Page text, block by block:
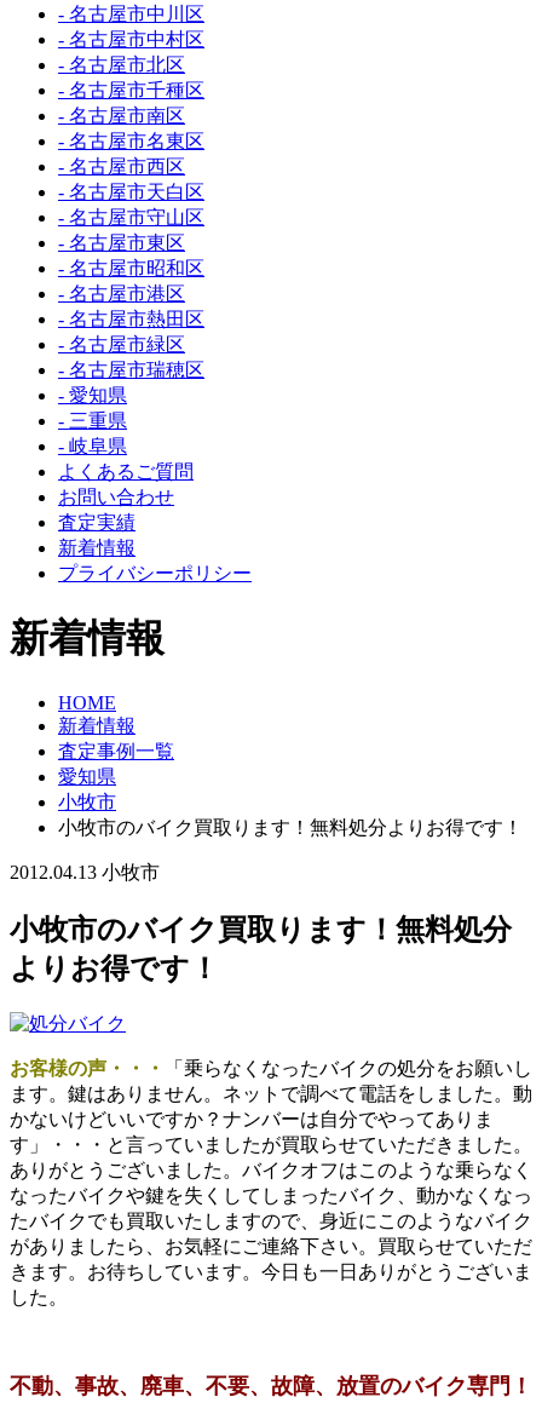
- 名古屋市中川区
- 名古屋市中村区
- 名古屋市北区
- 名古屋市千種区
- 名古屋市南区
- 名古屋市名東区
- 名古屋市西区
- 名古屋市天白区
- 名古屋市守山区
- 名古屋市東区
- 名古屋市昭和区
- 名古屋市港区
- 名古屋市熱田区
- 名古屋市緑区
- 名古屋市瑞穂区
- 愛知県
- 三重県
- 岐阜県
よくあるご質問
お問い合わせ
査定実績
新着情報
プライバシーポリシー
新着情報
HOME
新着情報
査定事例一覧
愛知県
小牧市
小牧市のバイク買取ります！無料処分よりお得です！
2012.04.13 小牧市
小牧市のバイク買取ります！無料処分
よりお得です！
お客様の声・・・
「乗らなくなったバイクの処分をお願いし
ます。鍵はありません。ネットで調べて電話をしました。動
かないけどいいですか？ナンバーは自分でやってありま
す」・・・と言っていましたが買取らせていただきました。
ありがとうございました。バイクオフはこのような乗らなく
なったバイクや鍵を失くしてしまったバイク、動かなくなっ
たバイクでも買取いたしますので、身近にこのようなバイク
がありましたら、お気軽にご連絡下さい。買取らせていただ
きます。お待ちしています。今日も一日ありがとうございま
した。
不動、事故、廃車、不要、故障、放置のバイク専門！